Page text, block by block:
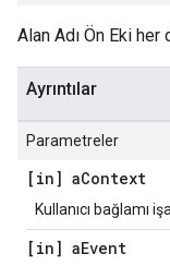
Alan Adı Ön Eki
Ayrıntılar
Parametreler
[in] aContext
Kullanıcı bağlamı
[in] aEvent